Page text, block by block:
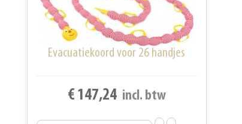
Evacuatiekoord voor 26 handjes
€ 147,24 incl. btw